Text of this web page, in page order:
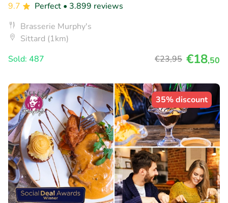
9.7
Perfect • 3.899 reviews
Brasserie Murphy's
Sittard (1km)
Sold: 487
€23,95 €18,50
35% discount